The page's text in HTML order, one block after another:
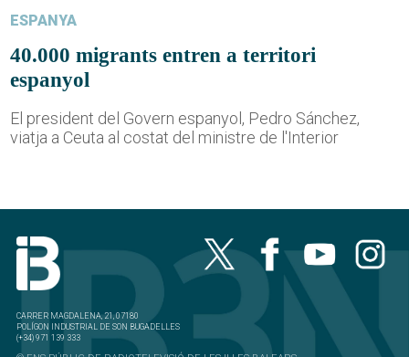
ESPANYA
40.000 migrants entren a territori
espanyol
El president del Govern espanyol, Pedro Sánchez,
viatja a Ceuta al costat del ministre de l'Interior
CARRER MAGDALENA, 21, 07180
POLÍGON INDUSTRIAL DE SON BUGADELLES
(+34) 971 139 333